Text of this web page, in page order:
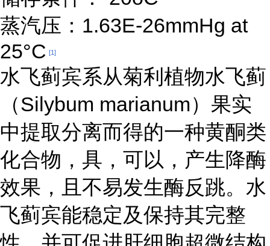
蒸汽压：1.63E-26mmHg at
25°C [1]
水飞蓟宾系从菊利植物水飞蓟
（Silybum marianum）果实
中提取分离而得的一种黄酮类
化合物，具，可以，产生降酶
效果，且不易发生酶反跳。水
飞蓟宾能稳定及保持其完整